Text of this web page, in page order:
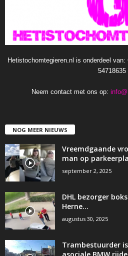
Hetistochomtegieren.nl is onderdeel
54718635
Neem contact met ons op:
NOG MEER NIEUWS
Vreemdgaande
man op
september 2, 2025
DHL bezorger
Herne…
augustus 30, 2025
Trambestuurder